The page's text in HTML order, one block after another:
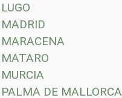
LUGO
MADRID
MARACENA
MATARO
MURCIA
PALMA DE MALLORCA